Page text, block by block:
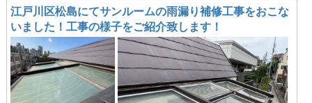
江戸川区松島にてサンルームの雨漏り補修工事をおこな
いました！工事の様子をご紹介致します！